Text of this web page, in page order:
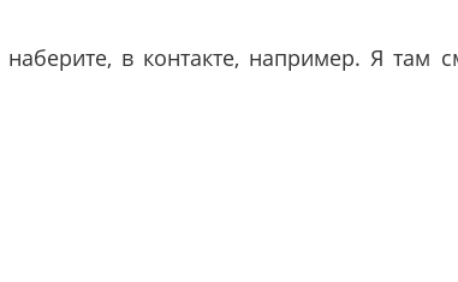
в контакте, например. Я там